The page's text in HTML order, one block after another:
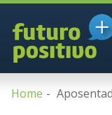
Home